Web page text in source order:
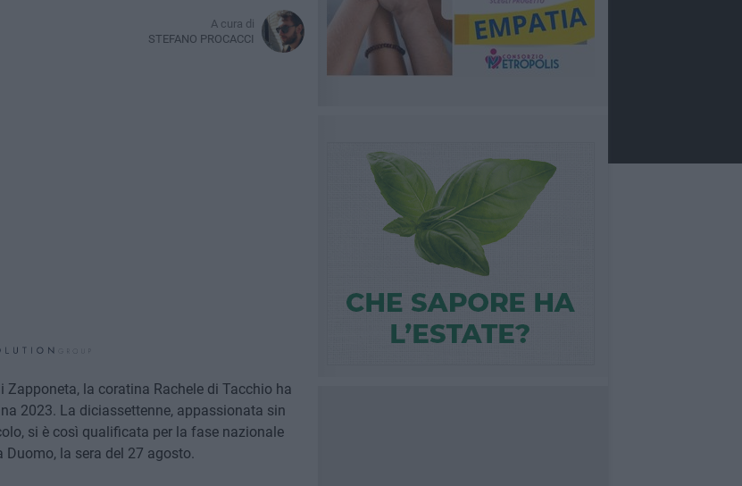
A cura di
STEFANO PROCACCI
la coratina Rachele di Tacchio ha
2023. La diciassettenne, appassionata sin
si è così qualificata per la fase nazionale
la sera del 27 agosto.